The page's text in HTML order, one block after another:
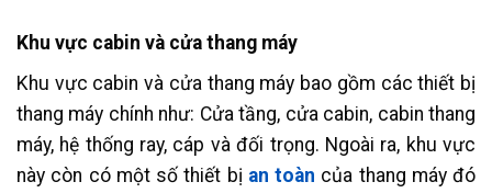
Khu vực cabin và cửa thang máy
Khu vực cabin và cửa thang máy bao gồm các thiết bị
thang máy chính như: Cửa tầng, cửa cabin, cabin thang
máy, hệ thống ray, cáp và đối trọng. Ngoài ra, khu vực
này còn có một số thiết bị an toàn của thang máy đó